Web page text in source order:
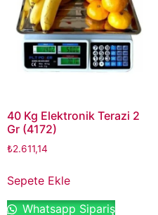
40 Kg Elektronik Terazi 2
Gr (4172)
₺2.611,14
Sepete Ekle
Whatsapp Sipariş